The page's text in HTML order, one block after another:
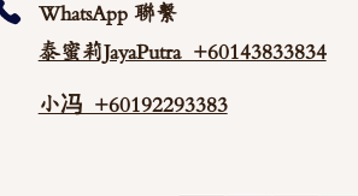
WhatsApp 聯繫
泰蜜莉JayaPutra +60143833834
小冯 +60192293383